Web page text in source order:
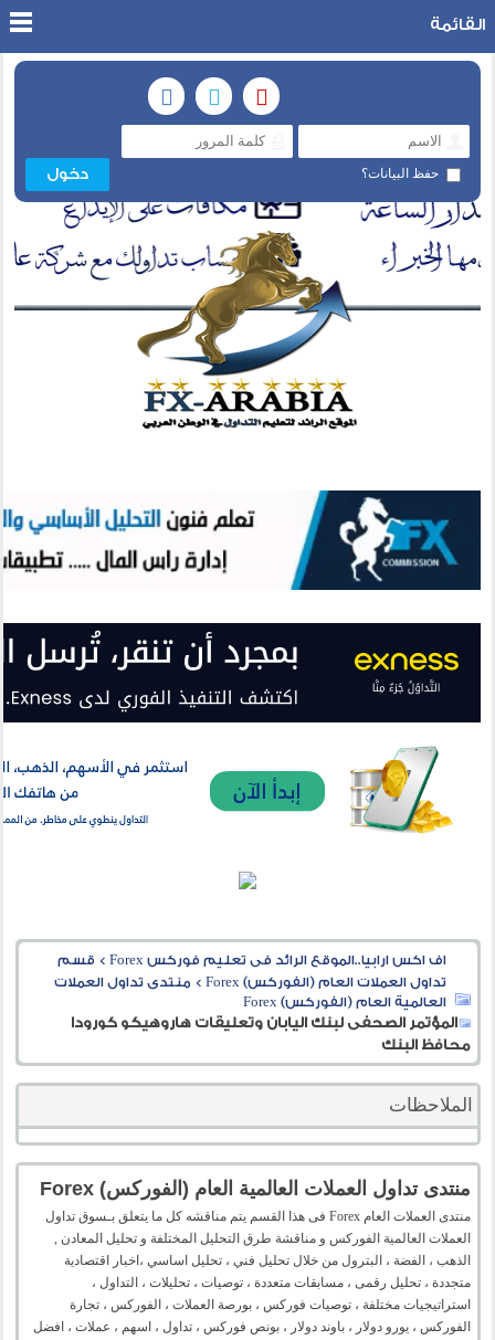
حفظ البيانات؟
القائمة
اف اكس ارابيا..الموقع الرائد فى تعليم فوركس Forex > قسم
تداول العملات العام (الفوركس) Forex
> منتدى تداول العملات
العالمية العام (الفوركس) Forex
المؤتمر الصحفى لبنك اليابان وتعليقات هاروهيكو كورودا
محافظ البنك
الملاحظات
منتدى تداول العملات العالمية العام (الفوركس) Forex
منتدى العملات العام Forex فى هذا القسم يتم مناقشه كل ما يتعلق بـسوق تداول
العملات العالمية الفوركس و مناقشة طرق التحليل المختلفة و تحليل المعادن ,
الذهب ، الفضة ، البترول من خلال تحليل فني ، تحليل اساسي ،اخبار اقتصادية
متجددة ، تحليل رقمى ، مسابقات متعددة ، توصيات ، تحليلات ، التداول ،
استراتيجيات مختلفة ، توصيات فوركس ، بورصة العملات ، الفوركس ، تجارة
الفوركس ، يورو دولار ، باوند دولار ، بونص فوركس ، تداول ، اسهم ، عملات ، افضل